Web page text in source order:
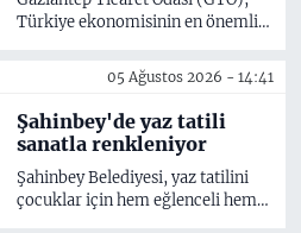
Türkiye ekonomisinin en önemli
olan finansmana erişim konusunu
masaya yatıran önemli bir
buluşmaya ev sahipliği yaptı.
05 Ağustos 2026 - 14:41
Şahinbey'de yaz tatili
sanatla renkleniyor
Şahinbey Belediyesi, yaz tatilini
çocuklar için hem eğlenceli hem